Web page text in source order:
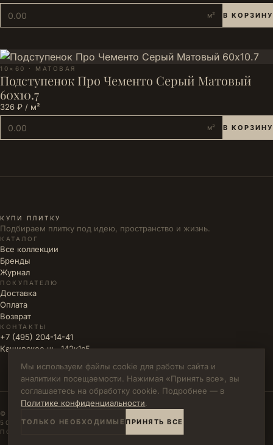
м² В КОРЗИНУ
10×60 · МАТОВАЯ
Подступенок Про Чементо Серый Матовый
60x10.7
326 ₽ / м²
м² В КОРЗИНУ
КУПИ ПЛИТКУ
Подбираем плитку под идею, пространство и жизнь.
КАТАЛОГ
Все коллекции
Бренды
Журнал
ПОКУПАТЕЛЮ
Доставка
Оплата
Возврат
КОНТАКТЫ
+7 (495) 204-14-41
Каширское ш., 142к1с5
© 2026 КУПИ ПЛИТКУ · ИП ВЛАДИМИРОВА М.Н. · ИНН
502771785894
ПОЛИТИКА КОНФИДЕНЦИАЛЬНОСТИ
Мы используем файлы cookie для работы сайта и
аналитики посещаемости. Нажимая «Принять все», вы
соглашаетесь на обработку cookie. Подробнее — в
Политике конфиденциальности.
ТОЛЬКО НЕОБХОДИМЫЕ ПРИНЯТЬ ВСЕ